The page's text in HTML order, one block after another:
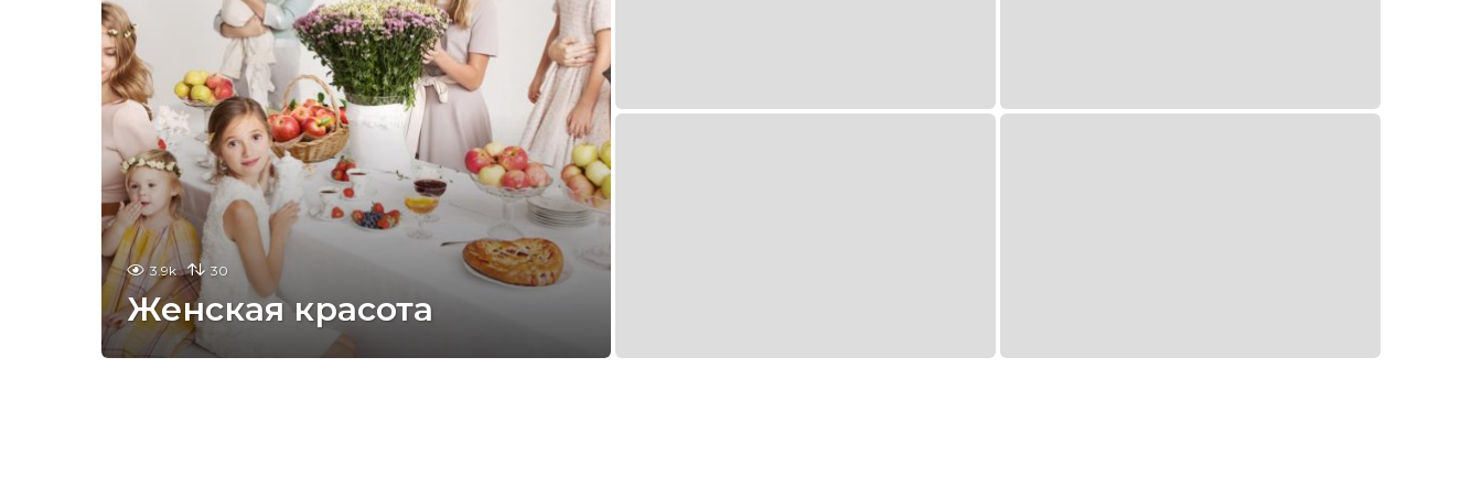
3.9k 30
Женская красота